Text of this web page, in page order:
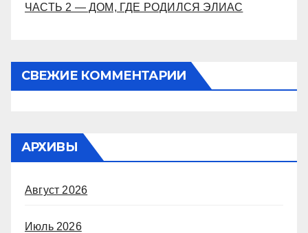
ЧАСТЬ 2 — ДОМ, ГДЕ РОДИЛСЯ ЭЛИАС
СВЕЖИЕ КОММЕНТАРИИ
АРХИВЫ
Август 2026
Июль 2026